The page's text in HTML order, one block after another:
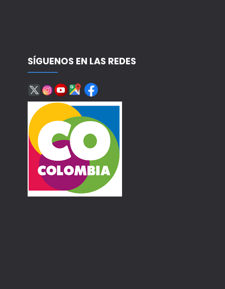
SÍGUENOS EN LAS REDES